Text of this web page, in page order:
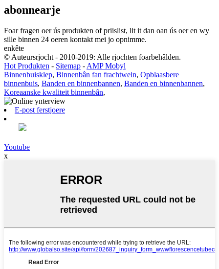
abonnearje
Foar fragen oer ús produkten of priislist, lit it dan oan ús oer en wy
sille binnen 24 oeren kontakt mei jo opnimme.
enkête
© Auteursrjocht - 2010-2019: Alle rjochten foarbehâlden.
Hot Produkten - Sitemap - AMP Mobyl
Binnenbuisklep, Binnenbân fan frachtwein, Opblaasbere
binnenbuis, Banden en binnenbannen, Banden en binnenbannen,
Koreaanske kwaliteit binnenbân,
E-post ferstjoere
Youtube
x